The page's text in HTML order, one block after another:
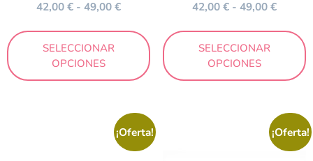
42,00€ - 49,00€
SELECCIONAR
OPCIONES
42,00€ - 49,00€
SELECCIONAR
OPCIONES
¡Oferta! ¡Oferta!